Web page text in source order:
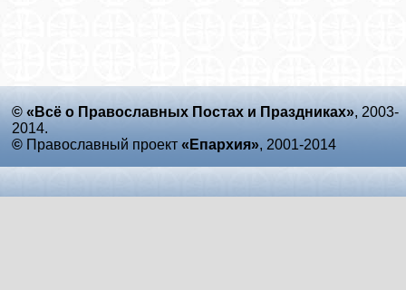
© «Всё о Православных Постах и Праздниках», 2003-
2014.
© Православный проект «Епархия», 2001-2014